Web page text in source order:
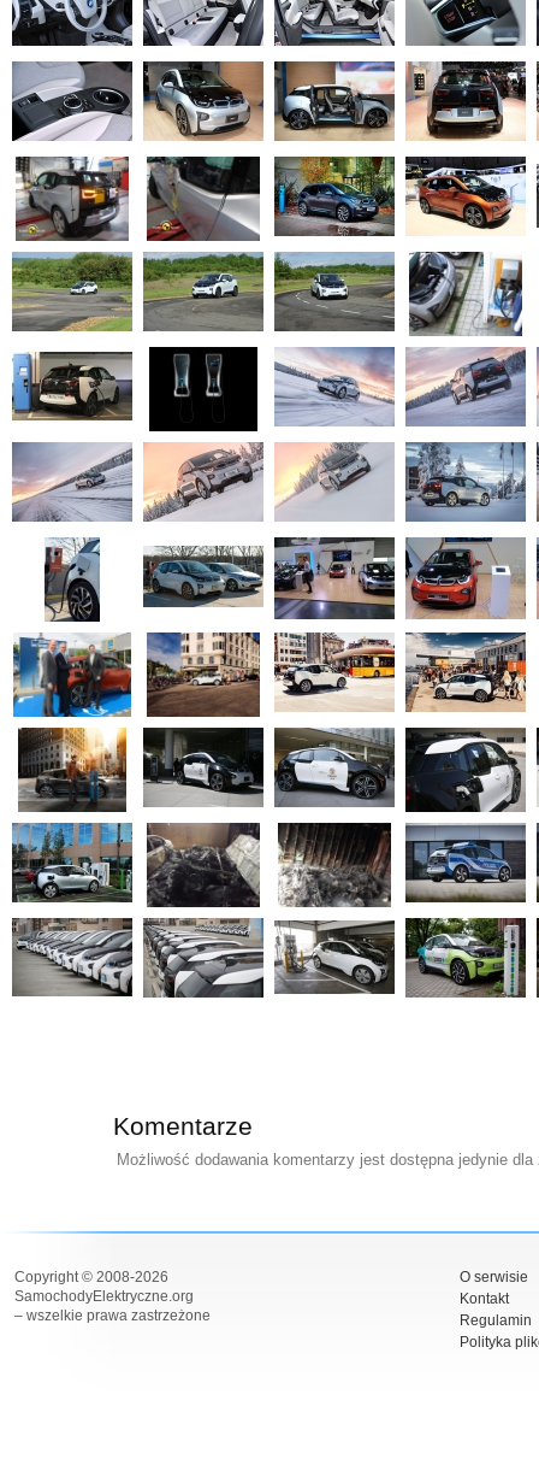
Komentarze
Możliwość dodawania komentarzy jest dostępna jedynie
Copyright © 2008-2026
SamochodyElektryczne.org
– wszelkie prawa zastrzeżone
O serwisie
Kontakt
Regulamin
Polityka